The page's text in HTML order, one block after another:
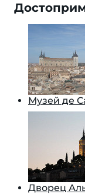
Музей де
Дворец